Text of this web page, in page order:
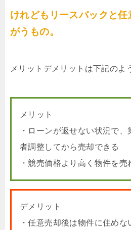
けれどもリースバックと
がうもの。
メリットデメリットは下記のよ
メリット
・ローンが返せない状況で
者調整してから売却できる
・競売価格より高く物件を売
デメリット
・任意売却後は物件に住めな